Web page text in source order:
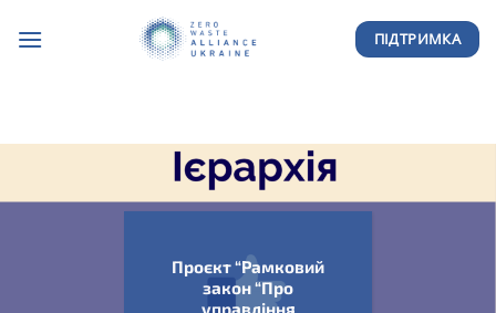
ПІДТРИМКА
Проєкт “Рамковий
закон “Про